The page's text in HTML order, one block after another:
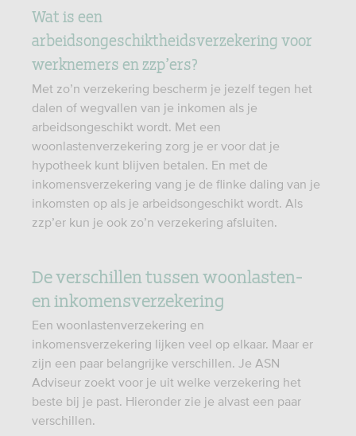
Wat is een
arbeidsongeschiktheidsverzekering voor
werknemers en zzp’ers?
Met zo’n verzekering bescherm je jezelf tegen het
dalen of wegvallen van je inkomen als je
arbeidsongeschikt wordt. Met een
woonlastenverzekering zorg je er voor dat je
hypotheek kunt blijven betalen. En met de
inkomensverzekering vang je de flinke daling van je
inkomsten op als je arbeidsongeschikt wordt. Als
zzp’er kun je ook zo’n verzekering afsluiten.
De verschillen tussen woonlasten-
en inkomensverzekering
Een woonlastenverzekering en
inkomensverzekering lijken veel op elkaar. Maar er
zijn een paar belangrijke verschillen. Je ASN
Adviseur zoekt voor je uit welke verzekering het
beste bij je past. Hieronder zie je alvast een paar
verschillen.